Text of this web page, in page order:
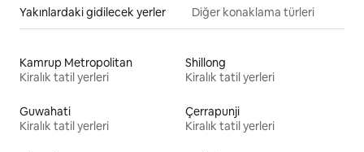
Yakınlardaki gidilecek yerler Diğer konaklama türleri
Kamrup Metropolitan
Kiralık tatil yerleri
Shillong
Kiralık tatil yerleri
Guwahati
Kiralık tatil yerleri
Çerrapunji
Kiralık tatil yerleri